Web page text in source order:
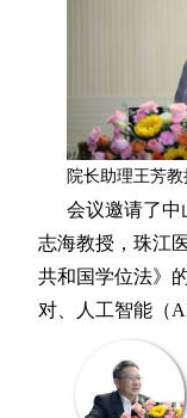
院长助理王芳
会议邀请了
志海教授，珠江
共和国学位法》
对、人工智能（